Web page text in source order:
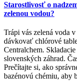
Starostlivosť o
zelenou vodou?
Trápi vás zelená voda
dávkovať chlórové
Centralchem.
slovenských záhrad.
Prečítajte si, ako
bazénovú chémiu, aby